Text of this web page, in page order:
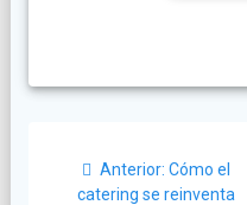
Anterior: Post
anterior:
Cómo el
catering se reinventa